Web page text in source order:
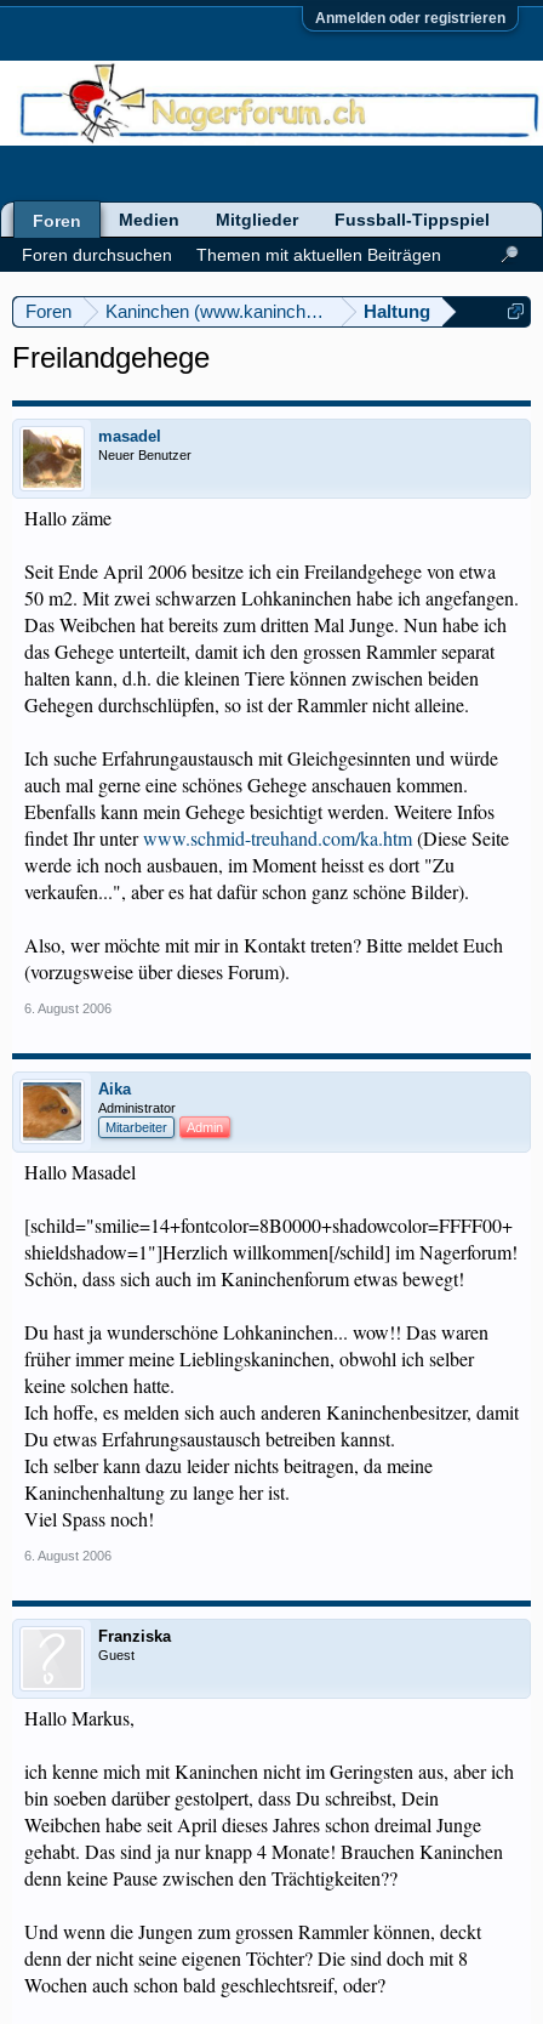
Anmelden oder registrieren
Foren Kaninchen (www.kaninchenforum.ch)
Haltung
Freilandgehege
masadel
Neuer Benutzer
Hallo zäme
Seit Ende April 2006 besitze ich ein Freilandgehege von etwa
50 m2. Mit zwei schwarzen Lohkaninchen habe ich angefangen.
Das Weibchen hat bereits zum dritten Mal Junge. Nun habe ich
das Gehege unterteilt, damit ich den grossen Rammler separat
halten kann, d.h. die kleinen Tiere können zwischen beiden
Gehegen durchschlüpfen, so ist der Rammler nicht alleine.
Ich suche Erfahrungaustausch mit Gleichgesinnten und würde
auch mal gerne eine schönes Gehege anschauen kommen.
Ebenfalls kann mein Gehege besichtigt werden. Weitere Infos
findet Ihr unterwww.schmid-treuhand.com/ka.htm(Diese Seite
werde ich noch ausbauen, im Moment heisst es dort "Zu
verkaufen...", aber es hat dafür schon ganz schöne Bilder).
Also, wer möchte mit mir in Kontakt treten? Bitte meldet Euch
(vorzugsweise über dieses Forum).
6. August 2006
Aika
Administrator
Mitarbeiter
Admin
Hallo Masadel
[schild="smilie=14+fontcolor=8B0000+shadowcolor=FFFF00+
shieldshadow=1"]Herzlich willkommen[/schild] im Nagerforum!
Schön, dass sich auch im Kaninchenforum etwas bewegt!
Du hast ja wunderschöne Lohkaninchen... wow!! Das waren
früher immer meine Lieblingskaninchen, obwohl ich selber
keine solchen hatte.
Ich hoffe, es melden sich auch anderen Kaninchenbesitzer, damit
Du etwas Erfahrungsaustausch betreiben kannst.
Ich selber kann dazu leider nichts beitragen, da meine
Kaninchenhaltung zu lange her ist.
Viel Spass noch!
6. August 2006
Franziska
Guest
Hallo Markus,
ich kenne mich mit Kaninchen nicht im Geringsten aus, aber ich
bin soeben darüber gestolpert, dass Du schreibst, Dein
Weibchen habe seit April dieses Jahres schon dreimal Junge
gehabt. Das sind ja nur knapp 4 Monate! Brauchen Kaninchen
denn keine Pause zwischen den Trächtigkeiten??
Und wenn die Jungen zum grossen Rammler können, deckt
denn der nicht seine eigenen Töchter? Die sind doch mit 8
Wochen auch schon bald geschlechtsreif, oder?
Foren
Foren durchsuchen
Themen mit aktuellen Beiträgen
Medien Mitglieder Fussball-Tippspiel